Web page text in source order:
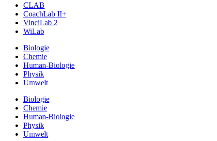
CLAB
CoachLab II+
VinciLab 2
WiLab
Biologie
Chemie
Human-Biologie
Physik
Umwelt
Biologie
Chemie
Human-Biologie
Physik
Umwelt